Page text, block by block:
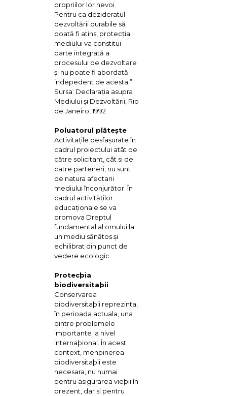
propriilor lor nevoi.
Pentru ca dezideratul
dezvoltării durabile să
poată fi atins, protecția
mediului va constitui
parte integrată a
procesului de dezvoltare
și nu poate fi abordată
indepedent de acesta.”
Sursa: Declarația asupra
Mediului și Dezvoltării, Rio
de Janeiro, 1992
Poluatorul plăteşte
Activitaţile desfaşurate în
cadrul proiectului atât de
către solicitant, cât si de
catre parteneri, nu sunt
de natura afectarii
mediului înconjurător. În
cadrul activităţilor
educaţionale se va
promova Dreptul
fundamental al omului la
un mediu sănătos şi
echilibrat din punct de
vedere ecologic.
Protecþia
biodiversitaþii
Conservarea
biodiversitaþii reprezinta,
în perioada actuala, una
dintre problemele
importante la nivel
internaþional. În acest
context, menþinerea
biodiversitaþii este
necesara, nu numai
pentru asigurarea vieþii în
prezent, dar si pentru